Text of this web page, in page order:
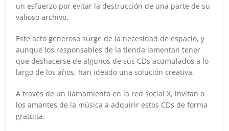
un esfuerzo por evitar la destrucción de una parte de su
valioso archivo.
Este acto generoso surge de la necesidad de espacio, y
aunque los responsables de la tienda lamentan tener
que deshacerse de algunos de sus CDs acumulados a lo
largo de los años, han ideado una solución creativa.
A través de un llamamiento en la red social X, invitan a
los amantes de la música a adquirir estos CDs de forma
gratuita.